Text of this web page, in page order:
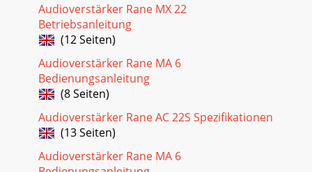
Audioverstärker Rane MX 22
Betriebsanleitung
(12 Seiten)
Audioverstärker Rane MA 6
Bedienungsanleitung
(8 Seiten)
Audioverstärker Rane AC 22S Spezifikationen
(13 Seiten)
Audioverstärker Rane MA 6